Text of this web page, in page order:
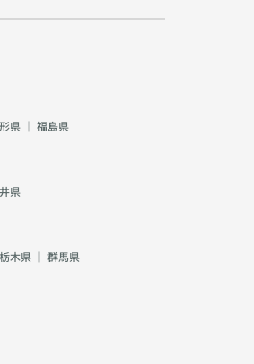
県 ｜ 福島県
県
栃木県 ｜ 群馬県